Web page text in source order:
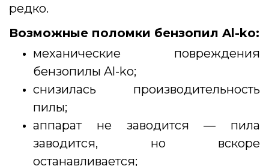
редко.
Возможные поломки бензопил Al-ko:
механические повреждения
бензопилы Al-ko;
снизилась производительность
пилы;
аппарат не заводится — пила
заводится, но вскоре
останавливается;